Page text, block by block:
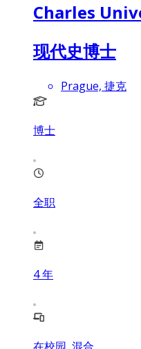
Charles
现代史博士
Prague, 捷克
博士
全职
4年